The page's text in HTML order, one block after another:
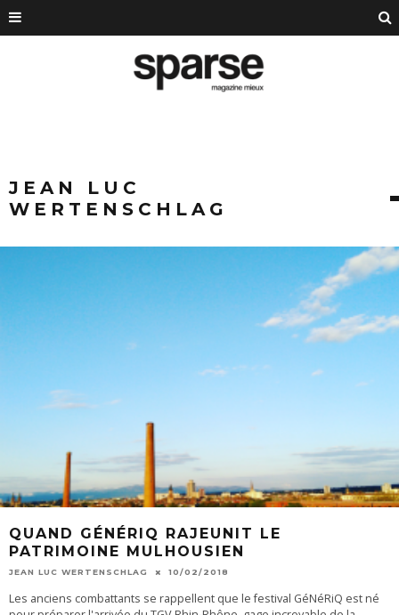
JEAN LUC
WERTENSCHLAG
QUAND GÉNÉRIQ RAJEUNIT LE
PATRIMOINE MULHOUSIEN
JEAN LUC WERTENSCHLAG 10/02/2018
Les anciens combattants se rappellent que le festival GéNéRiQ est né